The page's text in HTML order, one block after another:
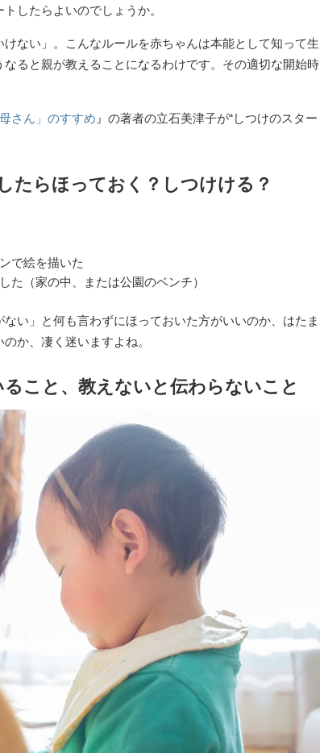
したらよいのでしょうか。
ない」。こんなルールを赤ちゃんは本能として知って生
ると親が教えることになるわけです。その適切な開始時
さん」のすすめ 』の著者の立石美津子が“しつけのスター
たらほっておく？しつけける？
で絵を描いた
た（家の中、または公園のベンチ）
い」と何も言わずにほっておいた方がいいのか、はたま
か、凄く迷いますよね。
こと、教えないと伝わらないこと